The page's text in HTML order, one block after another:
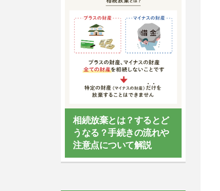
相続放棄とは？するとど
うなる？手続きの流れや
注意点について解説